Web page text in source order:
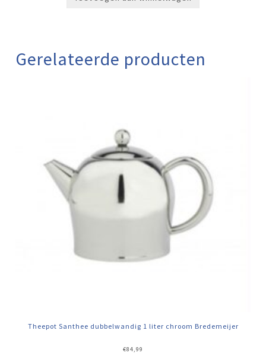
Gerelateerde producten
Theepot Santhee dubbelwandig 1 liter chroom Bredemeijer
€84,99